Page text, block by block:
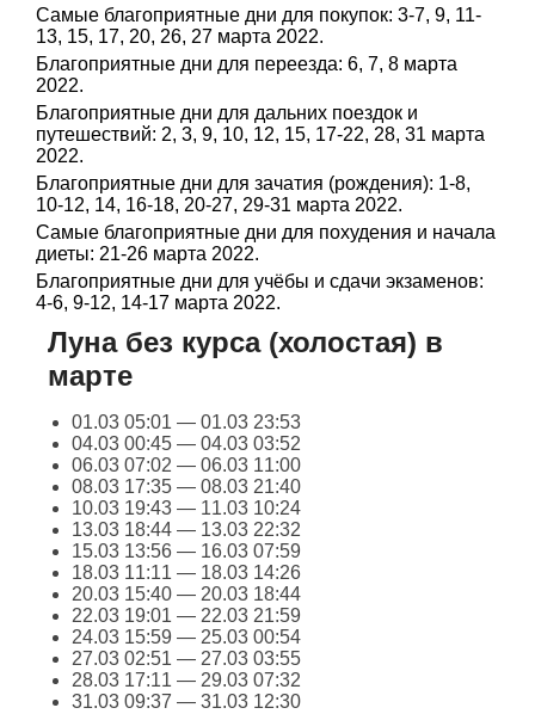
Самые благоприятные дни для покупок: 3-7, 9, 11-
13, 15, 17, 20, 26, 27 марта 2022.
Благоприятные дни для переезда: 6, 7, 8 марта
2022.
Благоприятные дни для дальних поездок и
путешествий: 2, 3, 9, 10, 12, 15, 17-22, 28, 31 марта
2022.
Благоприятные дни для зачатия (рождения): 1-8,
10-12, 14, 16-18, 20-27, 29-31 марта 2022.
Самые благоприятные дни для похудения и начала
диеты: 21-26 марта 2022.
Благоприятные дни для учёбы и сдачи экзаменов:
4-6, 9-12, 14-17 марта 2022.
Луна без курса (холостая) в
марте
01.03 05:01 — 01.03 23:53
04.03 00:45 — 04.03 03:52
06.03 07:02 — 06.03 11:00
08.03 17:35 — 08.03 21:40
10.03 19:43 — 11.03 10:24
13.03 18:44 — 13.03 22:32
15.03 13:56 — 16.03 07:59
18.03 11:11 — 18.03 14:26
20.03 15:40 — 20.03 18:44
22.03 19:01 — 22.03 21:59
24.03 15:59 — 25.03 00:54
27.03 02:51 — 27.03 03:55
28.03 17:11 — 29.03 07:32
31.03 09:37 — 31.03 12:30